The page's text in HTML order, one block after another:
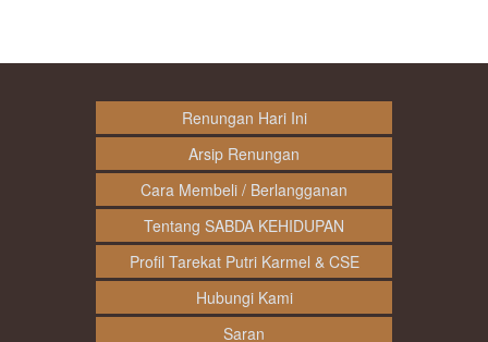
Renungan Hari Ini
Arsip Renungan
Cara Membeli / Berlangganan
Tentang SABDA KEHIDUPAN
Profil Tarekat Putri Karmel & CSE
Hubungi Kami
Saran